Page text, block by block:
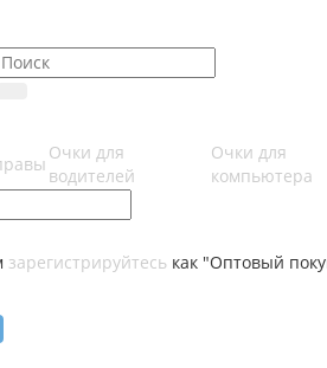
Очки для
водителей
Очки для
компьютера
зарегистрируйтесь как "Оптовый